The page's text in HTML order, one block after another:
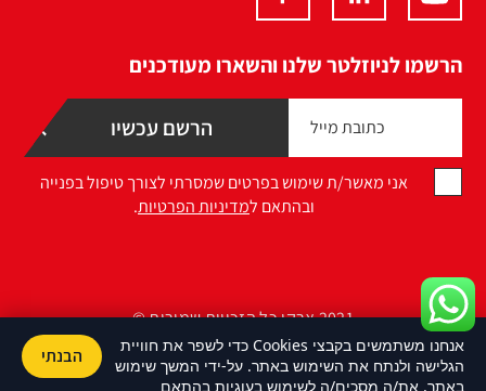
הרשמו לניוזלטר שלנו והשארו מעודכנים
אני מאשר/ת שימוש בפרטים שמסרתי לצורך טיפול בפנייה
ובהתאם למדיניות הפרטיות.
2021 ארקו כל הזכויות שמורות ©
Design by Namelesspace
אנחנו משתמשים בקבצי Cookies כדי לשפר את חוויית
הגלישה ולנתח את השימוש באתר. על-ידי המשך שימוש
באתר, את/ה מסכים/ה לשימוש בעוגיות בהתאם
הבנתי